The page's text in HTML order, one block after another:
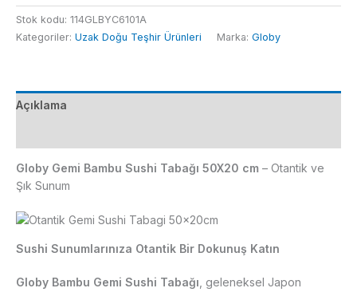
Bambu
Sushi
Tabağı
adet
Stok kodu: 114GLBYC6101A
Kategoriler: Uzak Doğu Teşhir Ürünleri Marka: Globy
Açıklama
Globy Gemi Bambu Sushi Tabağı 50X20 cm – Otantik ve
Şık Sunum
Sushi Sunumlarınıza Otantik Bir Dokunuş Katın
Globy Bambu Gemi Sushi Tabağı , geleneksel Japon